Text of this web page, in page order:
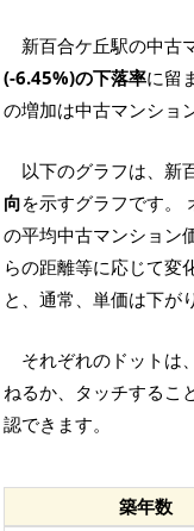
新百合ケ丘駅の中古
(-6.45%)の下落率に留
の増加は中古マンショ
以下のグラフは、新
向を示すグラフです。
の平均中古マンション
らの距離等に応じて変
と、通常、単価は下が
それぞれのドットは
ねるか、タッチするこ
認できます。
築年数